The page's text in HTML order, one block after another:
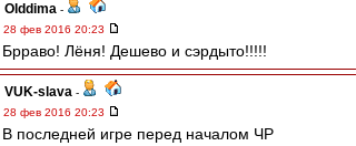
Olddima -
28 фев 2016 20:23
Брраво! Лёня! Дешево и сэрдыто!!!!!
VUK-slava -
28 фев 2016 20:23
В последней игре перед началом ЧР